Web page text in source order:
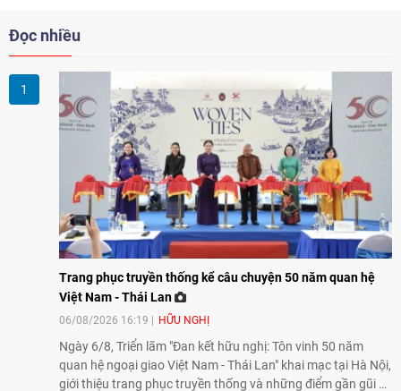
Đọc nhiều
Trang phục truyền thống kể câu chuyện 50 năm quan hệ
Việt Nam - Thái Lan
06/08/2026 16:19 HỮU NGHỊ
Ngày 6/8, Triển lãm "Đan kết hữu nghị: Tôn vinh 50 năm
quan hệ ngoại giao Việt Nam - Thái Lan" khai mạc tại Hà Nội,
giới thiệu trang phục truyền thống và những điểm gần gũi về